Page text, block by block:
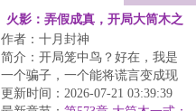
火影：弄假成真，开局大筒木之
作者：十月封神
简介：开局笼中鸟？好在，我是
一个骗子，一个能将谎言变成现
实的骗子。准备好了吗？我要开
更新时间：2026-07-21 03:39:39